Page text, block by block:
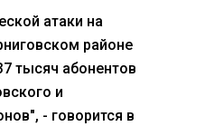
атаки на
районе
тысяч абонентов
и
- говорится в